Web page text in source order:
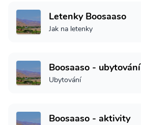
Letenky Boosaaso
Jak na letenky
Boosaaso - ubytování
Ubytování
Boosaaso - aktivity